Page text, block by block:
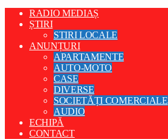
RADIO MEDIAȘ
ȘTIRI
STIRI LOCALE
ANUNȚURI
APARTAMENTE
AUTO-MOTO
CASE
DIVERSE
SOCIETĂȚI COMERCIALE
AUDIO
ECHIPĂ
CONTACT